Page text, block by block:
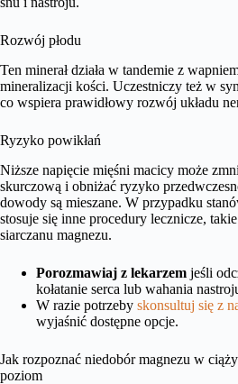
Rozwój płodu
Ten minerał działa w tandemie z
mineralizacji kości. Uczestniczy też w
co wspiera prawidłowy rozwój układu
Ryzyko powikłań
Niższe napięcie mięśni macicy może
skurczową i obniżać ryzyko
dowody są mieszane. W przypadku
stosuje się inne procedury lecznicze,
siarczanu magnezu.
Porozmawiaj z lekarzem jeśli
kołatanie serca lub wahania
W razie potrzeby skonsultuj się z
wyjaśnić dostępne opcje.
Jak rozpoznać niedobór magnezu w
poziom